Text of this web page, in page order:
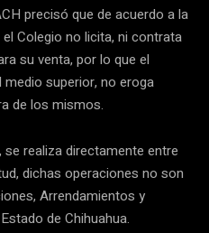
precisó que de acuerdo a la
Colegio no licita, ni contrata
su venta, por lo que el
superior, no eroga
de los mismos.
realiza directamente entre
dichas operaciones no son
Arrendamientos y
de Chihuahua.